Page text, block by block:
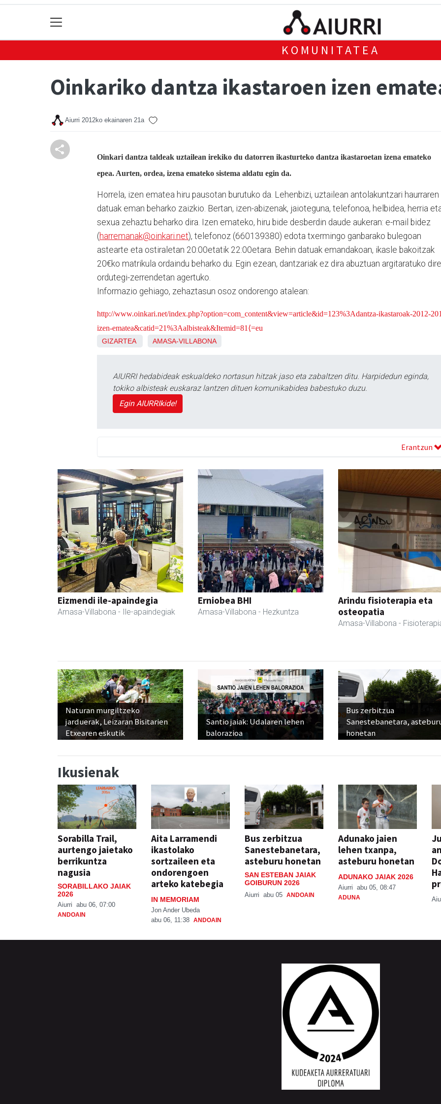
KOMUNITATEA
Oinkariko dantza ikastaroen izen
Aiurri 2012ko ekainaren 21a
Oinkari dantza taldeak uztailean irekiko du datorren ikasturteko dantza ikastaroetan izena emateko
epea. Aurten, ordea, izena emateko sistema aldatu egin da.
Horrela, izen ematea hiru pausotan burutuko da. Lehenbizi, uztailean antolakuntzari haurraren
datuak eman beharko zaizkio. Bertan, izen-abizenak, jaioteguna, telefonoa, helbidea, herria
sexua zehaztu beharko dira. Izen emateko, hiru bide desberdin daude aukeran: e-mail bidez
(harremanak@oinkari.net), telefonoz (660139380) edota txermingo ganbarako bulegoan
astearte eta ostiraletan 20:00etatik 22:00etara. Behin datuak emandakoan, ikasle bakoitzak
20€ko matrikula ordaindu beharko du. Egin ezean, dantzariak ez dira abuztuan argitaratuko
ordutegi-zerrendetan agertuko.
Informazio gehiago, zehaztasun osoz ondorengo atalean:
http://www.oinkari.net/index.php?option=com_content&view=article&id=123%3Adantza-ikastaroak-2012-
izen-ematea&catid=21%3Aalbisteak&Itemid=81⟨=eu
GIZARTEA AMASA-VILLABONA
AIURRI hedabideak eskualdeko nortasun hitzak jaso eta zabaltzen ditu. Harpidedun eginda,
tokiko albisteak euskaraz lantzen dituen komunikabidea babestuko duzu.
Egin AIURRIkide!
Erantzun
Eizmendi ile-apaindegia
Amasa-Villabona - Ile-apaindegiak
Erniobea BHI
Amasa-Villabona - Hezkuntza
Arindu fisioterapia eta
osteopatia
Amasa-Villabona -
Naturan murgiltzeko
jarduerak, Leizaran Bisitarien
Etxearen eskutik
Santio jaiak: Udalaren lehen
balorazioa
Bus zerbitzua
Sanestebanetara,
honetan
Ikusienak
Sorabilla Trail,
aurtengo jaietako
berrikuntza
nagusia
SORABILLAKO JAIAK
2026
Aiurri abu 06, 07:00
ANDOAIN
Aita Larramendi
ikastolako
sortzaileen eta
ondorengoen
arteko katebegia
IN MEMORIAM
Jon Ander Ubeda
abu 06, 11:38 ANDOAIN
Bus zerbitzua
Sanestebanetara,
asteburu honetan
SAN ESTEBAN JAIAK
GOIBURUN 2026
Aiurri abu 05 ANDOAIN
Adunako jaien
lehen txanpa,
asteburu honetan
ADUNAKO JAIAK 2026
Aiurri abu 05, 08:47
ADUNA